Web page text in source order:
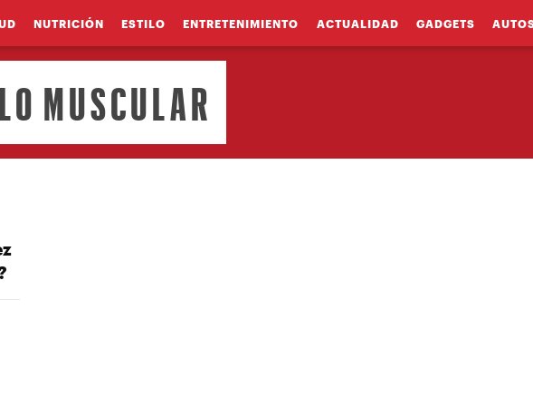
NUTRICIÓN ESTILO ENTRETENIMIENTO ACTUALIDAD GADGETS
MUSCULAR